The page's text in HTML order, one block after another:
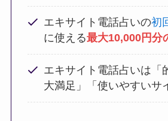
エキサイト電話占いの初
に使える最大10,000円分
エキサイト電話占いは「
大満足」「使いやすいサ